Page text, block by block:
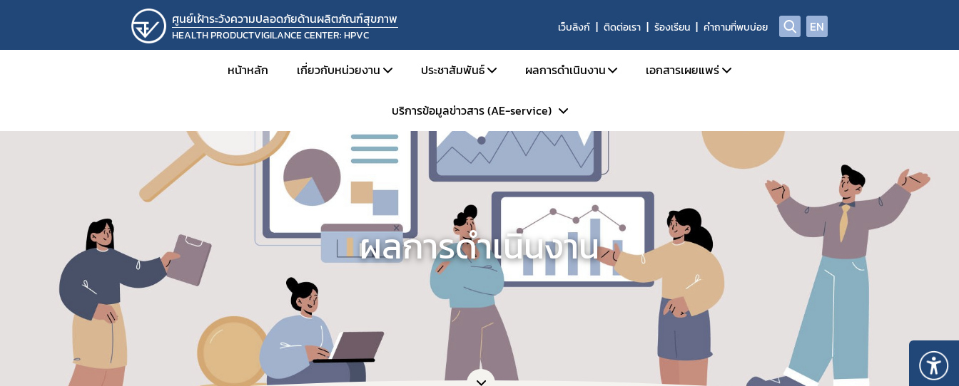
ศูนย์เฝ้าระวังความปลอดภัยด้านผลิตภัณฑ์สุขภาพ
HEALTH PRODUCTVIGILANCE CENTER: HPVC
เว็บลิงก์ ติดต่อเรา ร้องเรียน คำถามที่พบบ่อย EN
หน้าหลัก เกี่ยวกับหน่วยงาน
ประวัติความเป็นมา
โครงสร้างหน่วยงาน
บทบาทหน้าที่
ประชาสัมพันธ์
ข่าวด้านความปลอดภัย
สื่อสารความเสี่ยง
รับฟังความคิดเห็น
ประชุม อบรม สัมมนา
ถาม - ตอบ (Q&A)
ผลการดำเนินงาน
ผลการดำเนินงานประจำเดือน
ผลการดำเนินงานประจำปี
ผลการประเมินระบบการรายงาน AE
สรุปสถิติรายงาน ADR/AE
ข้อมูลแลกเปลี่ยน ASEAN Post Marketing Alert System PMAS
WHO Rapid Alert
การแลกเปลี่ยนข้อมูลการเฝ้าระวังความปลอดภัยด้านยากับเครือข่าย (South – East Asia
เอกสารเผยแพร่
วารสารข่าวสารด้านยาและผลิตภัณฑ์สุขภาพ
คู่มือแนวทาง
สรุปรายงานเหตุการณ์ไม่พึงประสงค์จากการใช้ยาประจำปี
สรุปรายงานผลการทำงานอันผิดปกติของเครื่องมือแพทย์ฯ
สรุปรายงานการใช้ยาสมุนไพรตามบัญชียาหลักแห่งชาติ
รายงานผลการเฝ้าระวังความปลอดภัยจากการใช้ยาที่รักษาโรค
คลังความรู้และสื่อวิดีทัศน์
Infographic ผลิตภัณฑ์สุขภาพ
Medsafety Week
สรุปเลขที่รายงานที่ไม่สมบูรณ์
บริการข้อมูลข่าวสาร (AE-service)
ระเบียบการบริการข้อมูลข่าวสารฯ
ผลการดำเนินงาน